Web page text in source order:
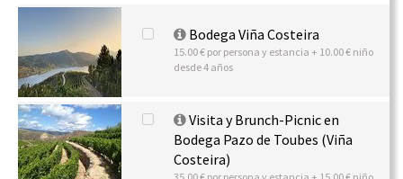
Bodega Viña Costeira
15.00 € por persona y estancia + 10.00 € niño
desde 4 años
Visita y Brunch-Picnic en
Bodega Pazo de Toubes (Viña
Costeira)
35.00 € por persona y estancia + 15.00 € niño